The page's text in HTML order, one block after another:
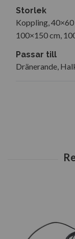
Storlek
Koppling,
100×150 cm,
Passar till
Dränerande,